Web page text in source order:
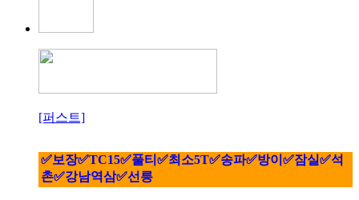
[퍼스트]
✅보장✅TC15✅풀티✅최소5T✅송파✅방이✅잠실✅석
촌✅강남역삼✅선릉